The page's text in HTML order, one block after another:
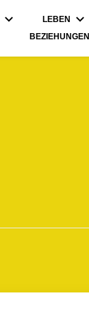
LEBEN
BEZIEHUNGEN